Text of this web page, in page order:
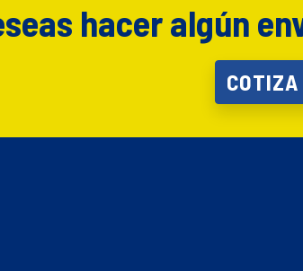
hacer algún
COTIZA